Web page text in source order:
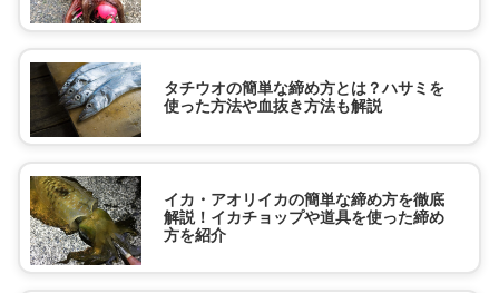
タチウオの簡単な締め方とは？ハサミを
使った方法や血抜き方法も解説
イカ・アオリイカの簡単な締め方を徹底
解説！イカチョップや道具を使った締め
方を紹介